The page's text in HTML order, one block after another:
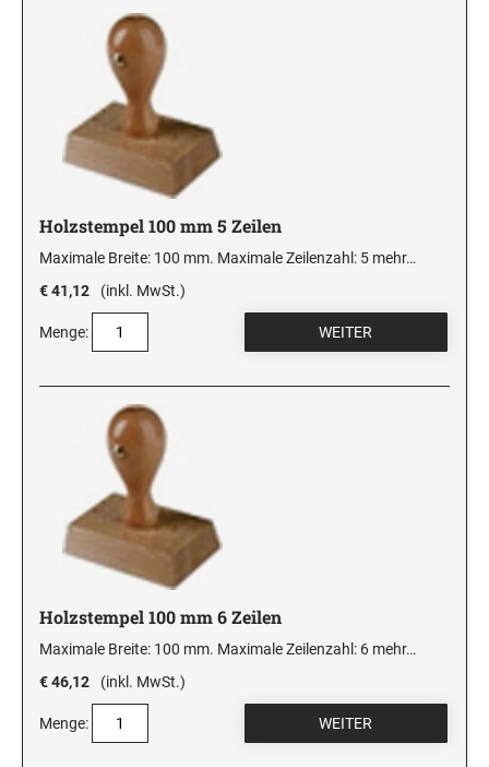
Holzstempel 100 mm 5 Zeilen
Maximale Breite: 100 mm. Maximale Zeilenzahl: 5 mehr…
€ 41,12
(inkl. MwSt.)
Menge:
Holzstempel 100 mm 6 Zeilen
Maximale Breite: 100 mm. Maximale Zeilenzahl: 6 mehr…
€ 46,12
(inkl. MwSt.)
Menge: